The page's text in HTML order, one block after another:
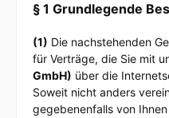
§ 1 Grundlegende
(1) Die nachstehenden
für Verträge, die Sie mit
GmbH) über die
Soweit nicht anders
gegebenenfalls von